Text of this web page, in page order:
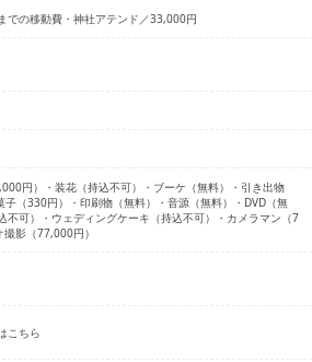
での移動費・神社アテンド／33,000円
円）・装花（持込不可）・ブーケ（無料）・引き出物
子（330円）・印刷物（無料）・音源（無料）・DVD（無
不可）・ウェディングケーキ（持込不可）・カメラマン（7
影（77,000円）
こちら